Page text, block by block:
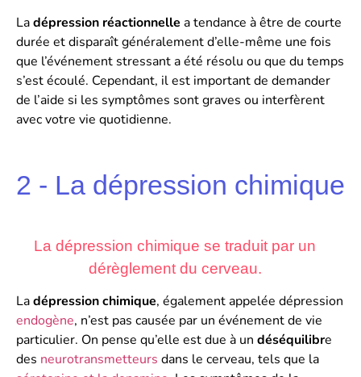
Ladépression réactionnelle a tendance à être de courte
durée et disparaît généralement d’elle-même une fois
que l’événement stressant a été résolu ou que du temps
s’est écoulé. Cependant, il est important de demander
de l’aide si les symptômes sont graves ou interfèrent
avec votre vie quotidienne.
2 - La dépression chimique
La dépression chimique se traduit par un
dérèglement du cerveau.
Ladépression chimique, également appelée dépression
endogène, n’est pas causée par un événement de vie
particulier. On pense qu’elle est due à un déséquilibre
des neurotransmetteurs dans le cerveau, tels que la